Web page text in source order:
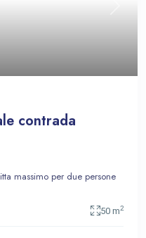
contrada
massimo per due persone
50 m2